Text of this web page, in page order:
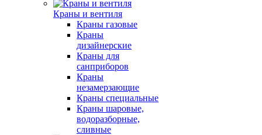
Краны и вентиля
Краны газовые
Краны
дизайнерские
Краны для
санприборов
Краны
незамерзающие
Краны специальные
Краны шаровые,
водоразборные,
сливные